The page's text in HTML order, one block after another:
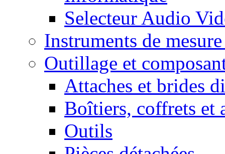
Selecteur Audio
Instruments de
Outillage et
Attaches et brides
Boîtiers, coffrets et
Outils